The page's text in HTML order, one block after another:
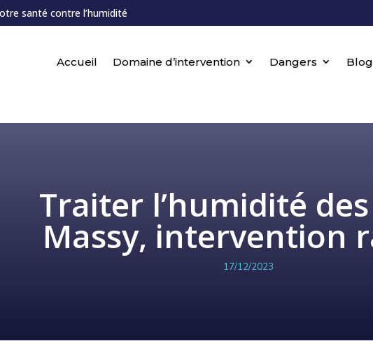
santé contre l’humidité
Accueil Domaine d’intervention Dangers Blog
Traiter l’humidité
Massy, intervention
17/12/2023